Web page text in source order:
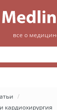
все о
/
кардиохирургия